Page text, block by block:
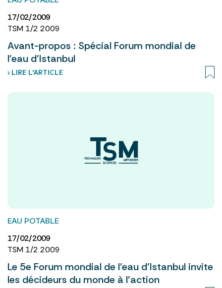
17/02/2009
TSM 1/2 2009
Avant-propos : Spécial Forum mondial de
l'eau d'Istanbul
› LIRE L’ARTICLE
EAU POTABLE
17/02/2009
TSM 1/2 2009
Le 5e Forum mondial de l’eau d’Istanbul invite
les décideurs du monde à l’action